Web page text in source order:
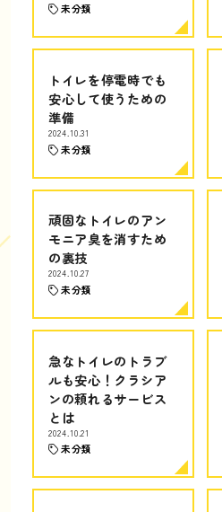
未分類
トイレを停電時でも
安心して使うための
準備
2024.10.31
未分類
頑固なトイレのアン
モニア臭を消すため
の裏技
2024.10.27
未分類
急なトイレのトラブ
ルも安心！クラシア
ンの頼れるサービス
とは
2024.10.21
未分類